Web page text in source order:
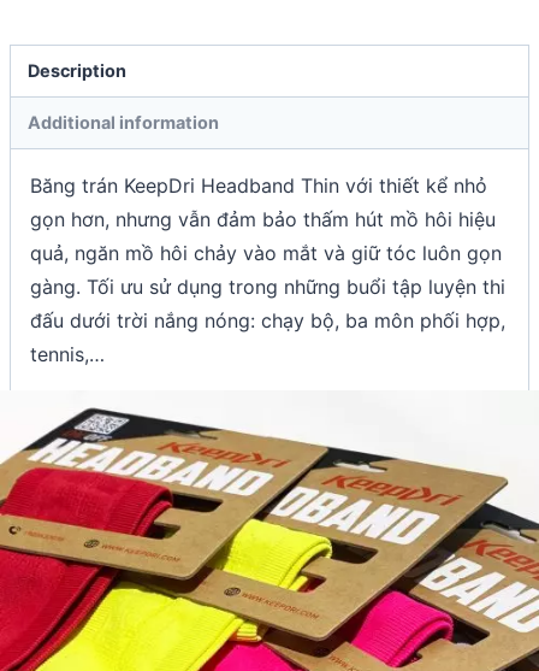
Description
Additional information
Băng trán KeepDri Headband Thin với thiết kể nhỏ
gọn hơn, nhưng vẫn đảm bảo thấm hút mồ hôi hiệu
quả, ngăn mồ hôi chảy vào mắt và giữ tóc luôn gọn
gàng. Tối ưu sử dụng trong những buổi tập luyện thi
đấu dưới trời nắng nóng: chạy bộ, ba môn phối hợp,
tennis,…